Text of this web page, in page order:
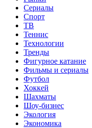
Сериалы
Спорт
ТВ
Теннис
Технологии
Тренды
Фигурное катание
Фильмы и сериалы
Футбол
Хоккей
Шахматы
Шоу-бизнес
Экология
Экономика